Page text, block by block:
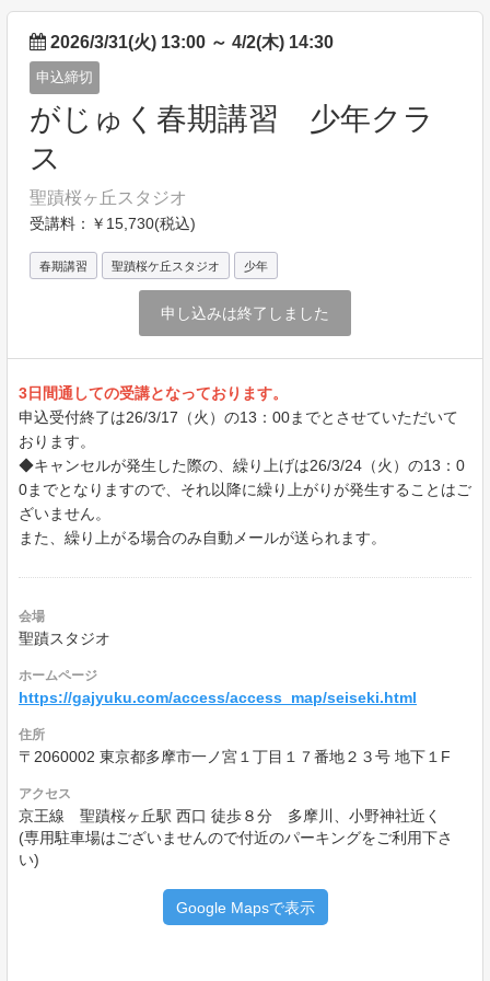
2026/3/31(火) 13:00 ～ 4/2(木) 14:30
申込締切
がじゅく春期講習 少年クラ
ス
聖蹟桜ヶ丘スタジオ
受講料：￥15,730(税込)
春期講習 聖蹟桜ケ丘スタジオ 少年
申し込みは終了しました
3日間通しての受講となっております。
申込受付終了は26/3/17（火）の13：00までとさせていただいて
おります。
◆キャンセルが発生した際の、繰り上げは26/3/24（火）の13：0
0までとなりますので、それ以降に繰り上がりが発生することはご
ざいません。
また、繰り上がる場合のみ自動メールが送られます。
会場
聖蹟スタジオ
ホームページ
https://gajyuku.com/access/access_map/seiseki.html
住所
〒2060002 東京都多摩市一ノ宮１丁目１７番地２３号 地下１F
アクセス
京王線 聖蹟桜ヶ丘駅 西口 徒歩８分 多摩川、小野神社近く
(専用駐車場はございませんので付近のパーキングをご利用下さ
い)
Google Mapsで表示